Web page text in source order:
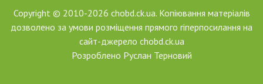
Copyright © 2010-2026 chobd.ck.ua. Копіювання матеріалів
дозволено за умови розміщення прямого гіперпосилання на
сайт-джерело chobd.ck.ua
Розроблено Руслан Терновий